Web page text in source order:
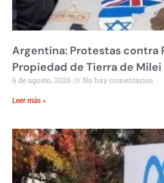
Argentina: Protestas contra
Propiedad de Tierra de Milei
6 de agosto, 2026 No hay comentarios
Leer más »